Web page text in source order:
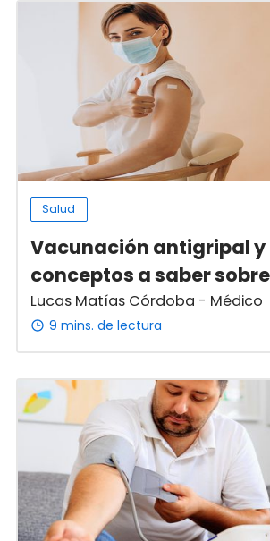
Salud
Vacunación antigripal y
conceptos a saber
Lucas Matías Córdoba - Médico
9 mins. de lectura